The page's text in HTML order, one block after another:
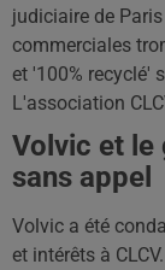
judiciaire de
commerciales
et '100% recyclé'
L'association
Volvic et le
sans appel
Volvic a été
et intérêts à